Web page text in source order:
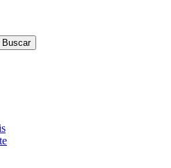
Buscar